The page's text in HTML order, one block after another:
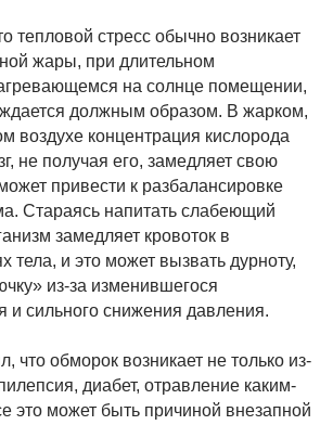
тепловой стресс обычно возникает
жары, при длительном
на солнце помещении,
должным образом. В жарком,
воздухе концентрация кислорода
не получая его, замедляет свою
привести к разбалансировке
Стараясь напитать слабеющий
замедляет кровоток в
тела, и это может вызвать дурноту,
из-за изменившегося
и сильного снижения давления.
что обморок возникает не только из-
диабет, отравление каким-
это может быть причиной внезапной